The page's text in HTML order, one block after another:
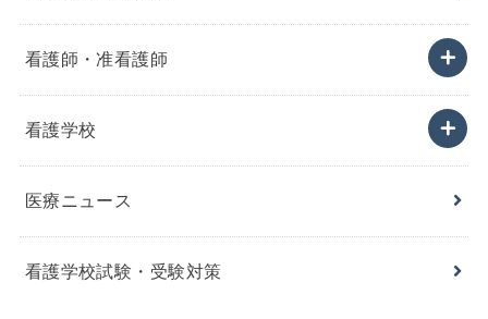
看護師・准看護師
看護学校
医療ニュース
看護学校試験・受験対策